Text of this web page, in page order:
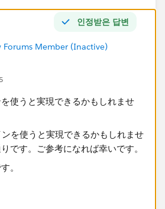
인정받은 답변
Member (Inactive)
使うと実現できるかもしれませ
。